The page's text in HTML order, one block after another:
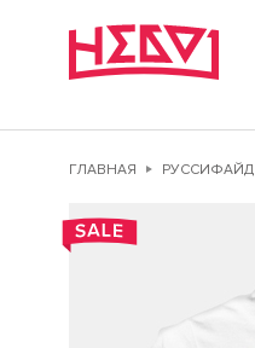
ГЛАВНАЯ РУССИФАЙД